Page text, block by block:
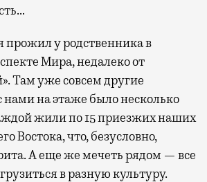
прожил у родственника в
Мира, недалеко от
Там уже совсем другие
на этаже было несколько
жили по 15 приезжих наших
Востока, что, безусловно,
А еще же мечеть рядом — все
в разную культуру.